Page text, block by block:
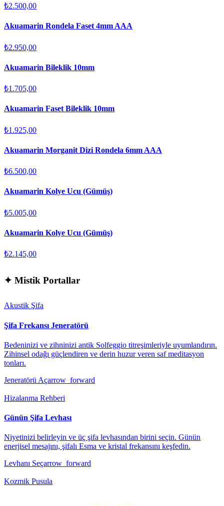
₺2.500,00
Akuamarin Rondela Faset 4mm AAA
₺2.950,00
Akuamarin Bileklik 10mm
₺1.705,00
Akuamarin Faset Bileklik 10mm
₺1.925,00
Akuamarin Morganit Dizi Rondela 6mm AAA
₺6.500,00
Akuamarin Kolye Ucu (Gümüş)
₺5.005,00
Akuamarin Kolye Ucu (Gümüş)
₺2.145,00
✦ Mistik Portallar
Akustik Şifa
Şifa Frekansı Jeneratörü
Bedeninizi ve zihninizi antik Solfeggio titreşimleriyle uyumlandırın.
Zihinsel odağı güçlendiren ve derin huzur veren saf meditasyon
tonları.
Jeneratörü Açarrow_forward
Hizalanma Rehberi
Günün Şifa Levhası
Niyetinizi belirleyin ve üç şifa levhasından birini seçin. Günün
enerjisel mesajını, şifalı Esma ve kristal frekansını keşfedin.
Levhanı Seçarrow_forward
Kozmik Pusula